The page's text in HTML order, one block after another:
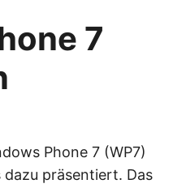
7
Phone 7 (WP7)
präsentiert. Das